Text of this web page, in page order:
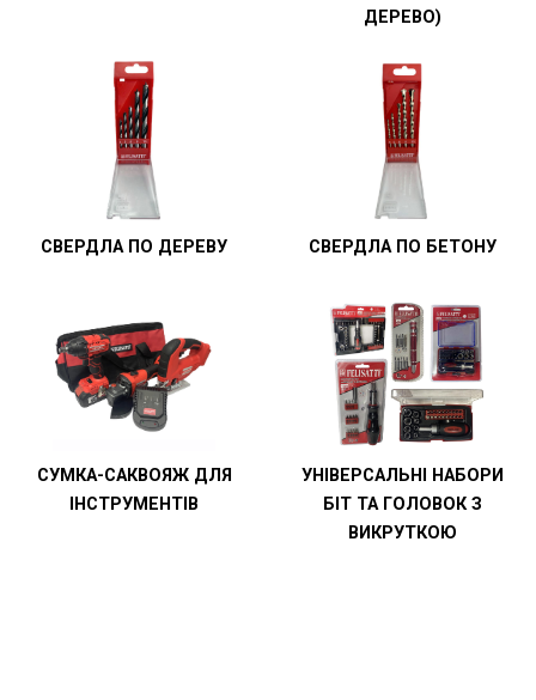
ДЕРЕВО)
СВЕРДЛА ПО ДЕРЕВУ СВЕРДЛА ПО БЕТОНУ
СУМКА-САКВОЯЖ ДЛЯ
ІНСТРУМЕНТІВ
УНІВЕРСАЛЬНІ НАБОРИ
БІТ ТА ГОЛОВОК З
ВИКРУТКОЮ